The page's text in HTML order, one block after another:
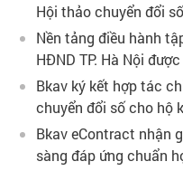
Hội thảo chuyển đổi
Nền tảng điều hành
HĐND TP. Hà Nội
Bkav ký kết hợp tác
chuyển đổi số cho hộ
Bkav eContract nhận
sàng đáp ứng chuẩn